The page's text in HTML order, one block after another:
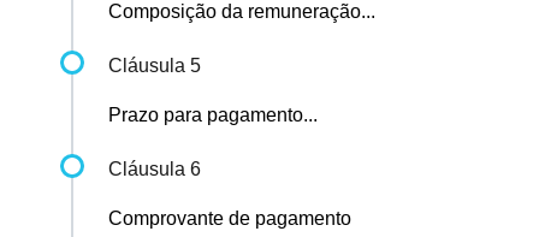
Composição da remuneração...
Cláusula 5
Prazo para pagamento...
Cláusula 6
Comprovante de pagamento